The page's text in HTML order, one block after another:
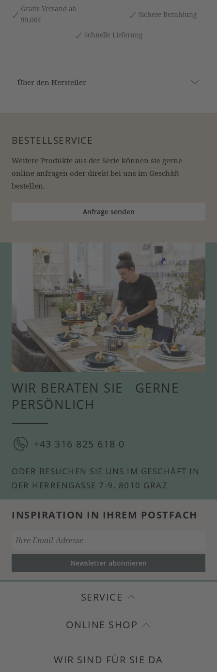
Gratis Versand ab
99,00€
Sichere Bezahlung
Schnelle Lieferung
Über den Hersteller
BESTELLSERVICE
Weitere Produkte aus der Serie können sie gerne
online anfragen oder direkt bei uns im Geschäft
bestellen.
Anfrage senden
WIR BERATEN SIE GERNE
PERSÖNLICH
+43 316 825 618 0
ODER BESUCHEN SIE UNS IM GESCHÄFT IN
DER HERRENGASSE 7-9, 8010 GRAZ
INSPIRATION IN IHREM POSTFACH
Newsletter abonnieren
SERVICE
ONLINE SHOP
WIR SIND FÜR SIE DA